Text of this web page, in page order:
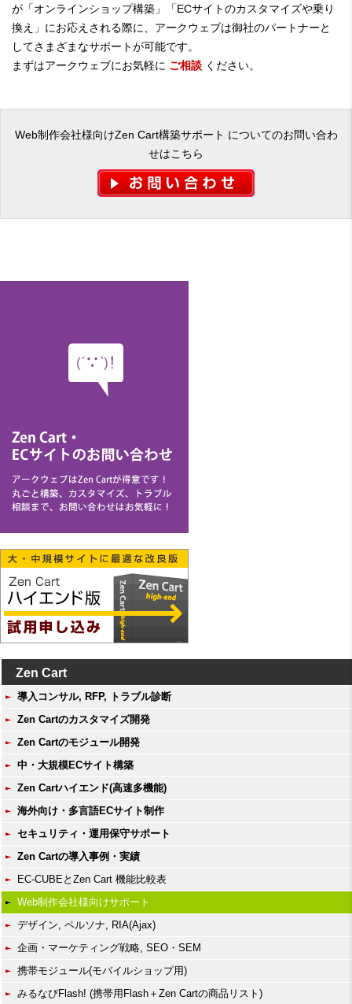
が「オンラインショップ構築」「ECサイトのカスタマイズや乗り
換え」にお応えされる際に、アークウェブは御社のパートナーと
してさまざまなサポートが可能です。
まずはアークウェブにお気軽に ご相談 ください。
Web制作会社様向けZen Cart構築サポート についてのお問い合わ
せはこちら
Zen Cart
導入コンサル, RFP, トラブル診断
Zen Cartのカスタマイズ開発
Zen Cartのモジュール開発
中・大規模ECサイト構築
Zen Cartハイエンド(高速多機能)
海外向け・多言語ECサイト制作
セキュリティ・運用保守サポート
Zen Cartの導入事例・実績
EC-CUBEとZen Cart 機能比較表
Web制作会社様向けサポート
デザイン, ペルソナ, RIA(Ajax)
企画・マーケティング戦略, SEO・SEM
携帯モジュール(モバイルショップ用)
みるなびFlash! (携帯用Flash＋Zen Cartの商品リスト)